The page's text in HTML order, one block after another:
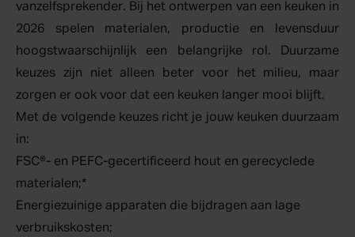
vanzelfsprekender. Bij het ontwerpen van een keuken in
2026 spelen materialen, productie en levensduur
hoogstwaarschijnlijk een belangrijke rol. Duurzame
keuzes zijn niet alleen beter voor het milieu, maar
zorgen er ook voor dat een keuken langer mooi blijft.
Met de volgende keuzes richt je jouw keuken duurzaam
in:
FSC®- en PEFC-gecertificeerd hout en gerecyclede
materialen;*
Energiezuinige apparaten die bijdragen aan lage
verbruikskosten;